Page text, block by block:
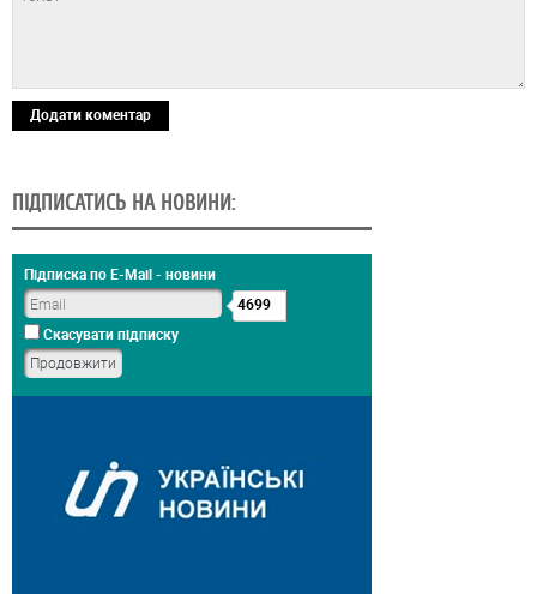
Додати коментар
ПІДПИСАТИСЬ НА НОВИНИ:
Підписка по E-Mail - новини
4699
Скасувати підписку